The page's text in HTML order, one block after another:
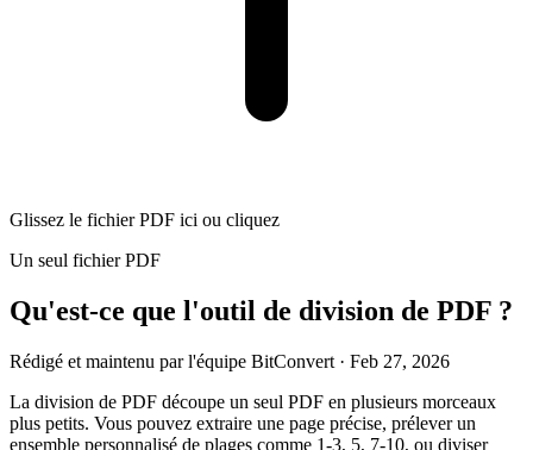
Glissez le fichier PDF ici ou cliquez
Un seul fichier PDF
Qu'est-ce que l'outil de division de PDF ?
Rédigé et maintenu par l'équipe BitConvert · Feb 27, 2026
La division de PDF découpe un seul PDF en plusieurs morceaux
plus petits. Vous pouvez extraire une page précise, prélever un
ensemble personnalisé de plages comme 1-3, 5, 7-10, ou diviser